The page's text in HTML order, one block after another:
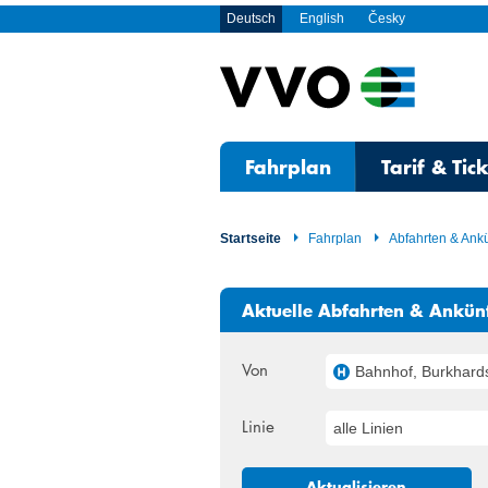
Deutsch English Česky
Fahrplan Tarif &
Startseite Fahrplan Abfahrten &
Aktuelle Abfahrten &
Von Bahnhof,
Linie alle Linien